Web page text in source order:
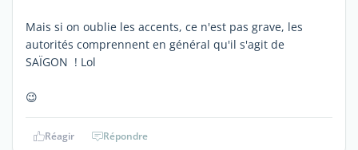
Mais si on oublie les accents, ce n'est pas grave, les
autorités comprennent en général qu'il s'agit de
SAÏGON ! Lol
😉
Réagir Répondre